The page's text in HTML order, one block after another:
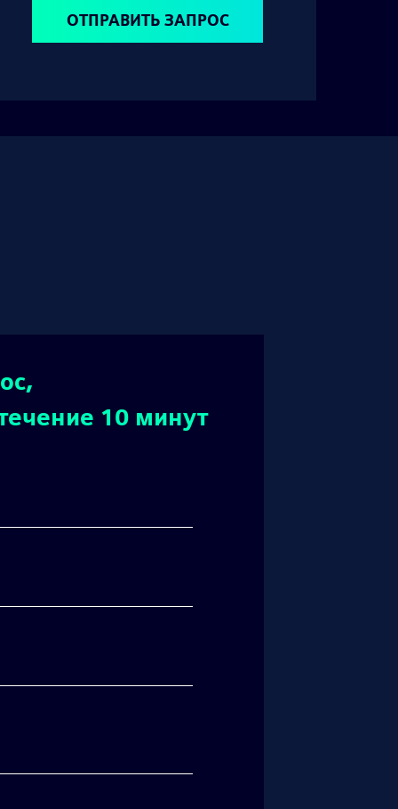
ОТПРАВИТЬ ЗАПРОС
10 минут